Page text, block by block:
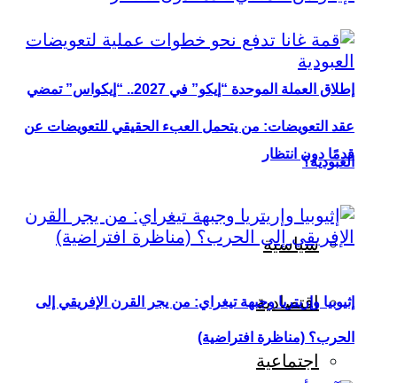
إطلاق العملة الموحدة “إيكو” في 2027.. “إيكواس” تمضي
قدمًا دون انتظار
سياسية
اقتصادية
اجتماعية
عقد التعويضات: من يتحمل العبء الحقيقي للتعويضات عن
العبودية؟
إثيوبيا وإريتريا وجبهة تيغراي: من يجر القرن الإفريقي إلى
الحرب؟ (مناظرة افتراضية)